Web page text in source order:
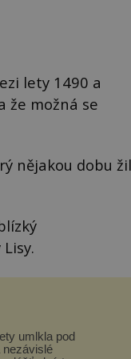
lety 1490 a
že možná se
nějakou dobu žil
umlkla pod